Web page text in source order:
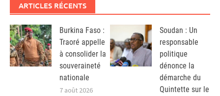
ARTICLES RÉCENTS
Burkina Faso :
Traoré appelle
à consolider la
souveraineté
nationale
7 août 2026
Soudan : Un
responsable
politique
dénonce la
démarche du
Quintette sur le